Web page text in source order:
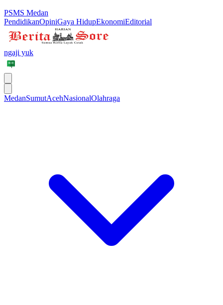
PSMS Medan
PendidikanOpiniGaya HidupEkonomiEditorial
ngaji yuk
MedanSumutAcehNasionalOlahraga